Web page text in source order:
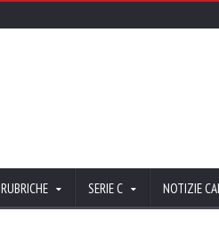
RUBRICHE SERIE C NOTIZIE